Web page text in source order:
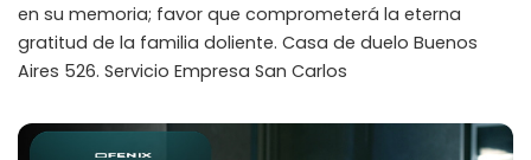
en su memoria; favor que comprometerá la eterna
gratitud de la familia doliente. Casa de duelo Buenos
Aires 526. Servicio Empresa San Carlos